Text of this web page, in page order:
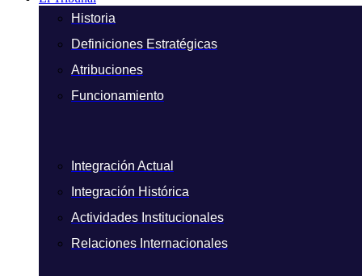
Historia
Definiciones Estratégicas
Atribuciones
Funcionamiento
Integración Actual
Integración Histórica
Actividades Institucionales
Relaciones Internacionales